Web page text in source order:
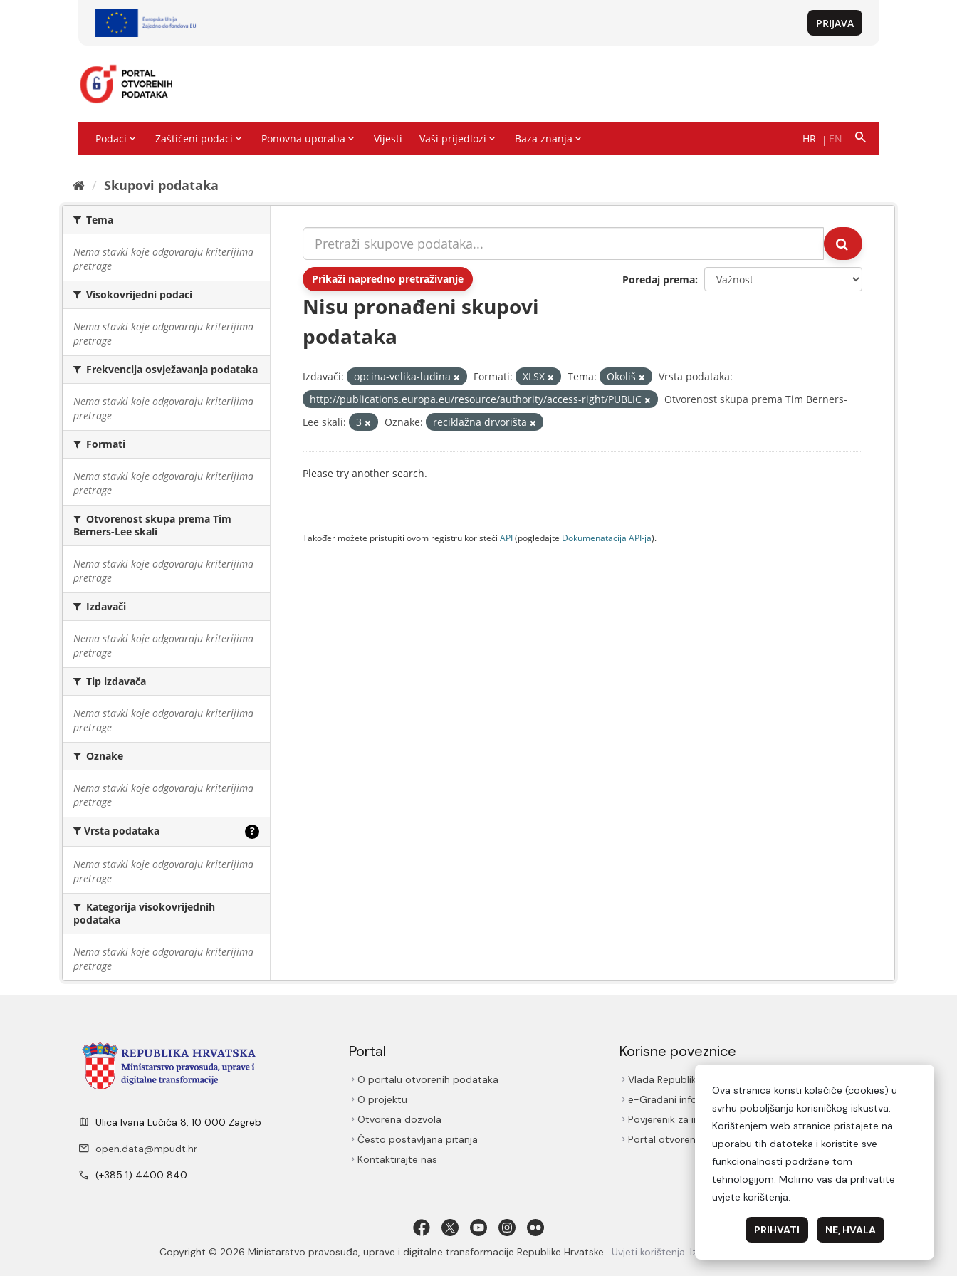
Skupovi podаtаkа
Tema
Nema stavki koje odgovaraju kriterijima
pretrage
Visokovrijedni podaci
Nema stavki koje odgovaraju kriterijima
pretrage
Frekvencija osvježavanja podataka
Nema stavki koje odgovaraju kriterijima
pretrage
Formati
Nema stavki koje odgovaraju kriterijima
pretrage
Otvorenost skupa prema Tim
Berners-Lee skali
Nema stavki koje odgovaraju kriterijima
pretrage
Izdavači
Nema stavki koje odgovaraju kriterijima
pretrage
Tip izdavača
Nema stavki koje odgovaraju kriterijima
pretrage
Oznake
Nema stavki koje odgovaraju kriterijima
pretrage
Vrsta podataka ?
Nema stavki koje odgovaraju kriterijima
pretrage
Kategorija visokovrijednih
podataka
Nema stavki koje odgovaraju kriterijima
pretrage
Prikaži napredno pretraživanje Poredaj prema
Nisu pronađeni skupovi
podataka
Izdavači: opcina-velika-ludina Formati: XLSX Tema: Okoliš
Vrsta podataka:
http://publications.europa.eu/resource/authority/access-right/PUBLIC
Otvorenost skupa prema Tim Berners-
Lee skali:
3 Oznake: reciklažna drvorišta
Please try another search.
Također možete pristupiti ovom registru koristeći API(pogledajte Dokumenаtаcijа API-jа).